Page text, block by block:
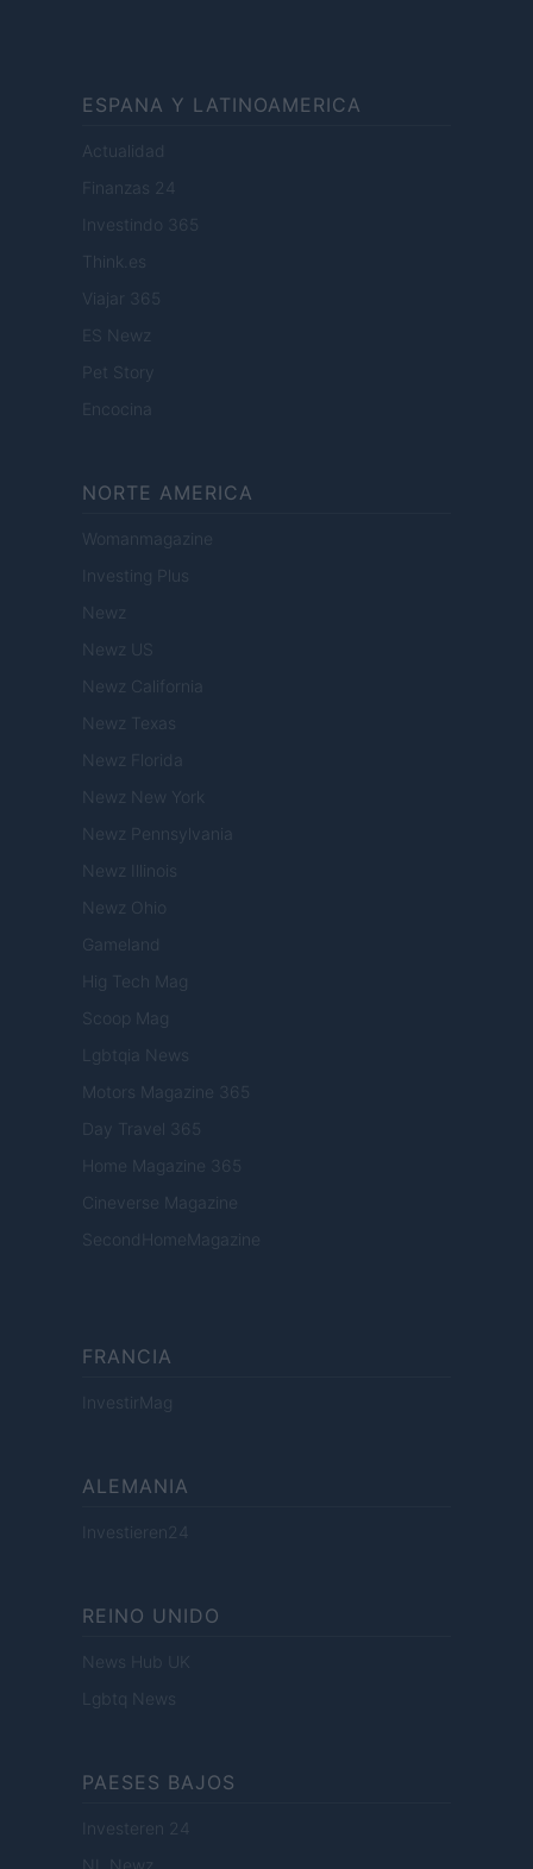
ESPANA Y LATINOAMERICA
Actualidad
Finanzas 24
Investindo 365
Think.es
Viajar 365
ES Newz
Pet Story
Encocina
NORTE AMERICA
Womanmagazine
Investing Plus
Newz
Newz US
Newz California
Newz Texas
Newz Florida
Newz New York
Newz Pennsylvania
Newz Illinois
Newz Ohio
Gameland
Hig Tech Mag
Scoop Mag
Lgbtqia News
Motors Magazine 365
Day Travel 365
Home Magazine 365
Cineverse Magazine
SecondHomeMagazine
FRANCIA
InvestirMag
ALEMANIA
Investieren24
REINO UNIDO
News Hub UK
Lgbtq News
PAESES BAJOS
Investeren 24